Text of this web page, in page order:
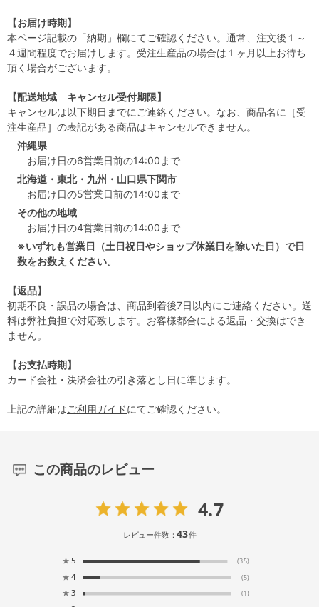
【お届け時期】
本ページ記載の「納期」欄にてご確認ください。通常、注文後１～
４週間程度でお届けします。受注生産品の場合は１ヶ月以上お待ち
頂く場合がございます。
【配送地域 キャンセル受付期限】
キャンセルは以下期日までにご連絡ください。なお、商品名に［受
注生産品］の表記がある商品はキャンセルできません。
沖縄県
お届け日の6営業日前の14:00まで
北海道・東北・九州・山口県下関市
お届け日の5営業日前の14:00まで
その他の地域
お届け日の4営業日前の14:00まで
※いずれも営業日（土日祝日やショップ休業日を除いた日）で日
数をお数えください。
【返品】
初期不良・誤品の場合は、商品到着後7日以内にご連絡ください。送
料は弊社負担で対応致します。お客様都合による返品・交換はでき
ません。
【お支払時期】
カード会社・決済会社の引き落とし日に準じます。
上記の詳細はご利用ガイドにてご確認ください。
この商品のレビュー
4.7
レビュー件数：43件
★ 5 (35)
★ 4 (5)
★ 3 (1)